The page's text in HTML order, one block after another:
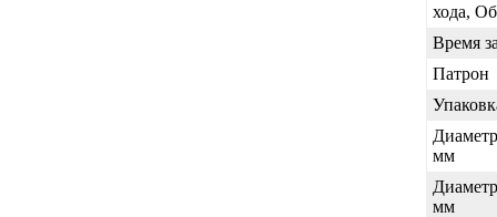
хода,
Время
Патрон
мм
мм